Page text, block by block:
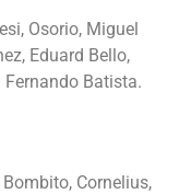
Osorio, Miguel
Eduard Bello,
Fernando Batista.
Cornelius,